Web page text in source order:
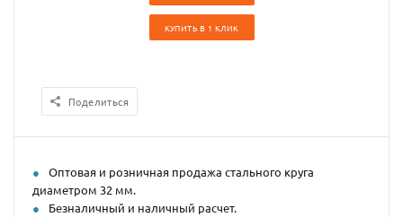
КУПИТЬ В 1 КЛИК
Поделиться
Оптовая и розничная продажа стального круга
диаметром 32 мм.
Безналичный и наличный расчет.